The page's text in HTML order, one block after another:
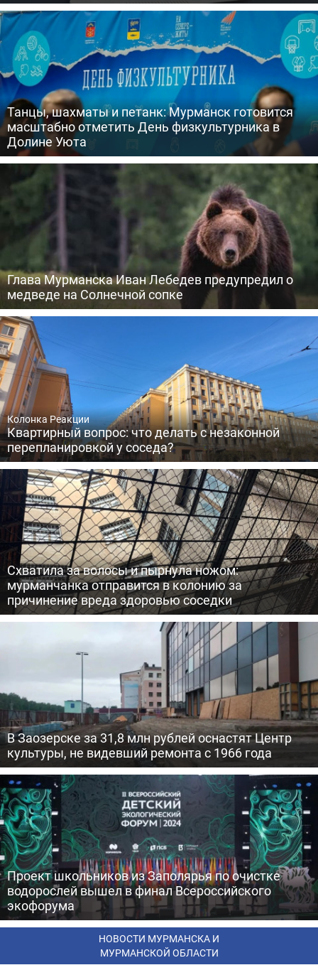
Танцы, шахматы и петанк: Мурманск готовится
масштабно отметить День физкультурника в
Долине Уюта
Глава Мурманска Иван Лебедев предупредил о
медведе на Солнечной сопке
Колонка Реакции
Квартирный вопрос: что делать с незаконной
перепланировкой у соседа?
Схватила за волосы и пырнула ножом:
мурманчанка отправится в колонию за
причинение вреда здоровью соседки
В Заозерске за 31,8 млн рублей оснастят Центр
культуры, не видевший ремонта с 1966 года
Проект школьников из Заполярья по очистке
водорослей вышел в финал Всероссийского
экофорума
НОВОСТИ МУРМАНСКА И
МУРМАНСКОЙ ОБЛАСТИ